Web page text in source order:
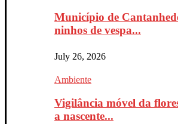
Município de
ninhos de vespa...
July 26, 2026
Ambiente
Vigilância móvel da
a nascente...